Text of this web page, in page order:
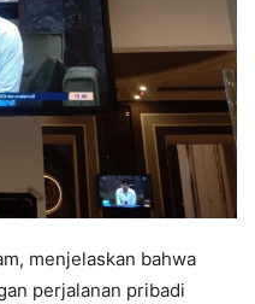
menjelaskan bahwa
perjalanan pribadi